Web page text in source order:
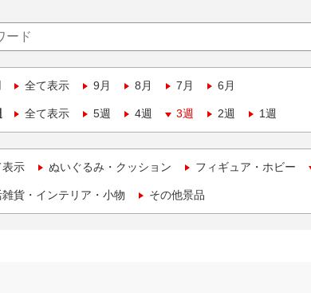
全て表示 9月 8月 7月 6月
全て表示 5週 4週 3週 2週 1週
表示 ぬいぐるみ・クッション フィギュア・ホビー
貨・インテリア・小物 その他景品